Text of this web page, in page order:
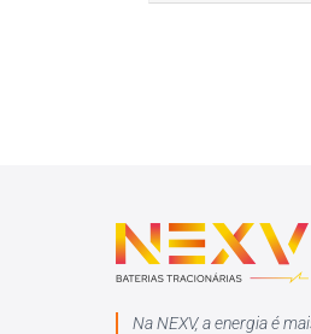
Na NEXV, a energia é